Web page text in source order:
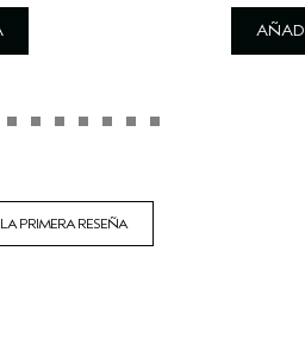
LA PRIMERA RESEÑA